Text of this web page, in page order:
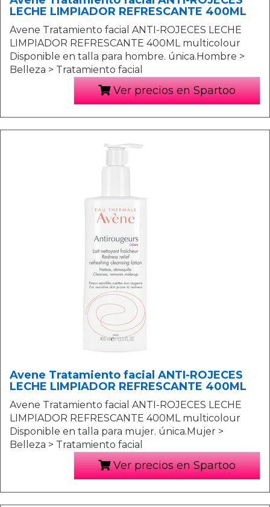
LECHE LIMPIADOR REFRESCANTE 400ML
Avene Tratamiento facial ANTI-ROJECES LECHE
LIMPIADOR REFRESCANTE 400ML multicolour
Disponible en talla para hombre. única.Hombre >
Belleza > Tratamiento facial
Ver precios en Spartoo
Avene Tratamiento facial ANTI-ROJECES
LECHE LIMPIADOR REFRESCANTE 400ML
Avene Tratamiento facial ANTI-ROJECES LECHE
LIMPIADOR REFRESCANTE 400ML multicolour
Disponible en talla para mujer. única.Mujer >
Belleza > Tratamiento facial
Ver precios en Spartoo